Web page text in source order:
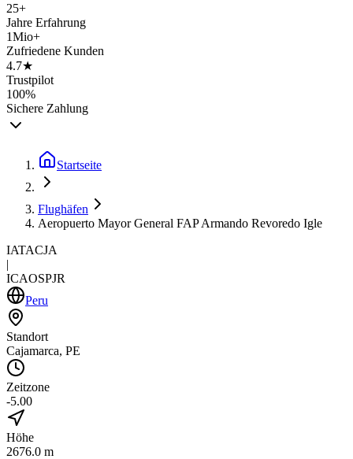
25+
Jahre Erfahrung
1Mio+
Zufriedene Kunden
4.7★
Trustpilot
100%
Sichere Zahlung
Startseite
Flughäfen
Aeropuerto Mayor General FAP Armando Revoredo Igle
IATACJA
|
ICAOSPJR
Peru
Standort
Cajamarca, PE
Zeitzone
-5.00
Höhe
2676.0 m